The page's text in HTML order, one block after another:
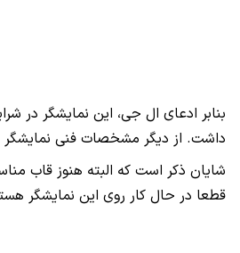
بنابر ادعای ال جی، این نمایشگر در شرایط کاربری عادی تا 200000 بار بدون مشکل باز و بسته خواهد شد و رزولوشن
داشت. از دیگر مشخصات فنی نمایشگر جدید ال جی
شایان ذکر است که البته هنوز قاب
قطعا در حال کار روی این نمایشگر